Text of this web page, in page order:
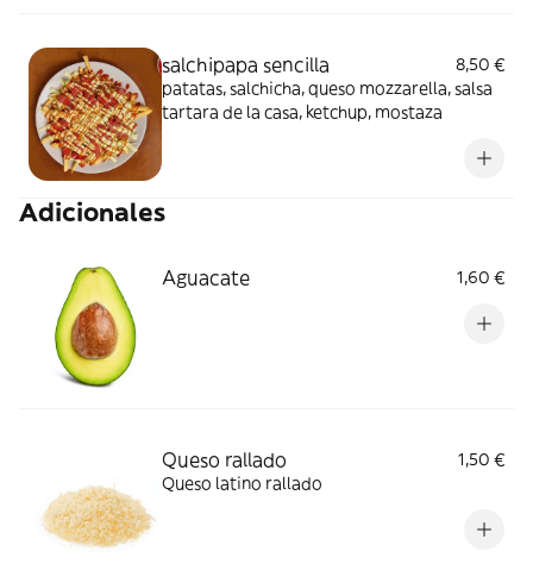
salchipapa sencilla
8,50 €
patatas, salchicha, queso mozzarella, salsa
tartara de la casa, ketchup, mostaza
Adicionales
Aguacate 1,60 €
Queso rallado
1,50 €
Queso latino rallado